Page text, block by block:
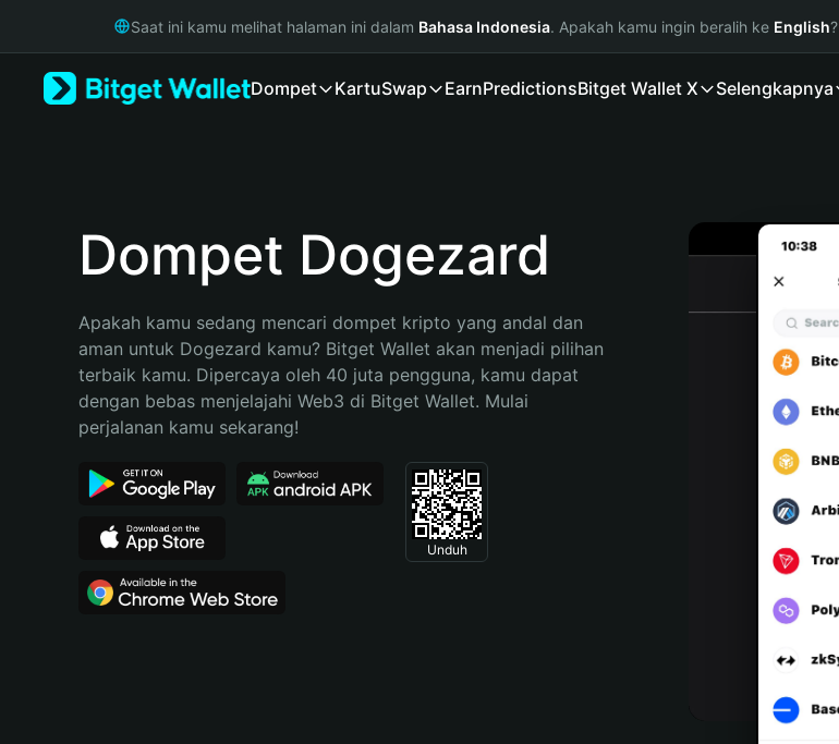
Русский
Bahasa Indonesia
Español (Argentina)
Saat ini kamu melihat halaman ini dalam Bahasa Indonesia. Apakah kamu ingin beralih ke English?
Dompet KartuSwap EarnPredictionsBitget Wallet X Selengkapnya
Dompet Dogezard
Apakah kamu sedang mencari dompet kripto yang andal dan
aman untuk Dogezard kamu? Bitget Wallet akan menjadi pilihan
terbaik kamu. Dipercaya oleh 40 juta pengguna, kamu dapat
dengan bebas menjelajahi Web3 di Bitget Wallet. Mulai
perjalanan kamu sekarang!
Unduh